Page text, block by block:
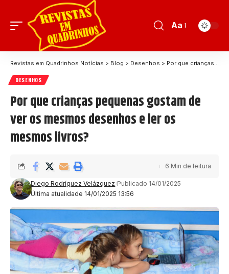
Aa
Revistas em Quadrinhos Notícias > Blog > Desenhos > Por que crianças pequenas gostam de ver os mesmos desenhos e ler os mesmos livros?
DESENHOS
Por que crianças pequenas gostam de
ver os mesmos desenhos e ler os
mesmos livros?
Última atualidade 14/01/2025 13:56
Diego Rodríguez Velázquez Publicado 14/01/2025
6 Min de leitura